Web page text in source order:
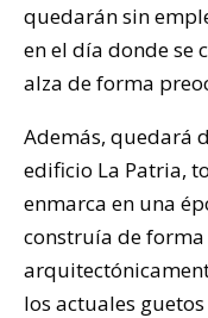
quedarán sin
en el día donde se
alza de forma
Además, quedará
edificio La Patria,
enmarca en una
construía de
los actuales